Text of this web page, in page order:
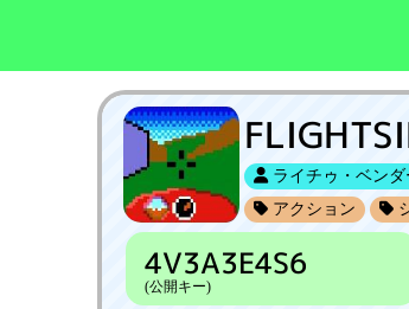
ライチゥ・ベンダ
アクション
4V3A3E4S6
(公開キー)